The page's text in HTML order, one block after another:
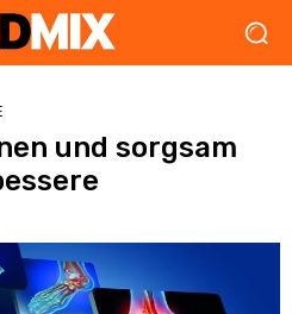
und sorgsam